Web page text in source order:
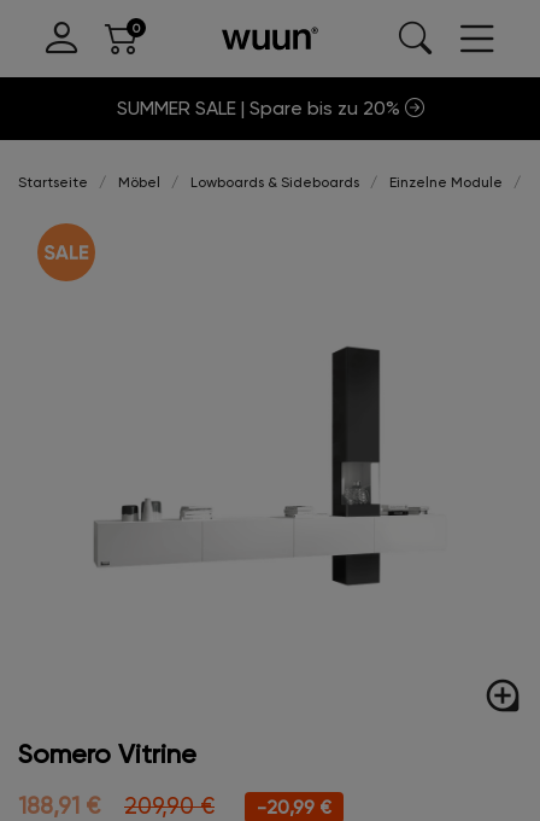
SUMMER SALE | Spare bis zu 20%
Startseite Möbel Lowboards & Sideboards Einzelne Module
loupe
Somero Vitrine
188,91 € 209,90 € -20,99 €